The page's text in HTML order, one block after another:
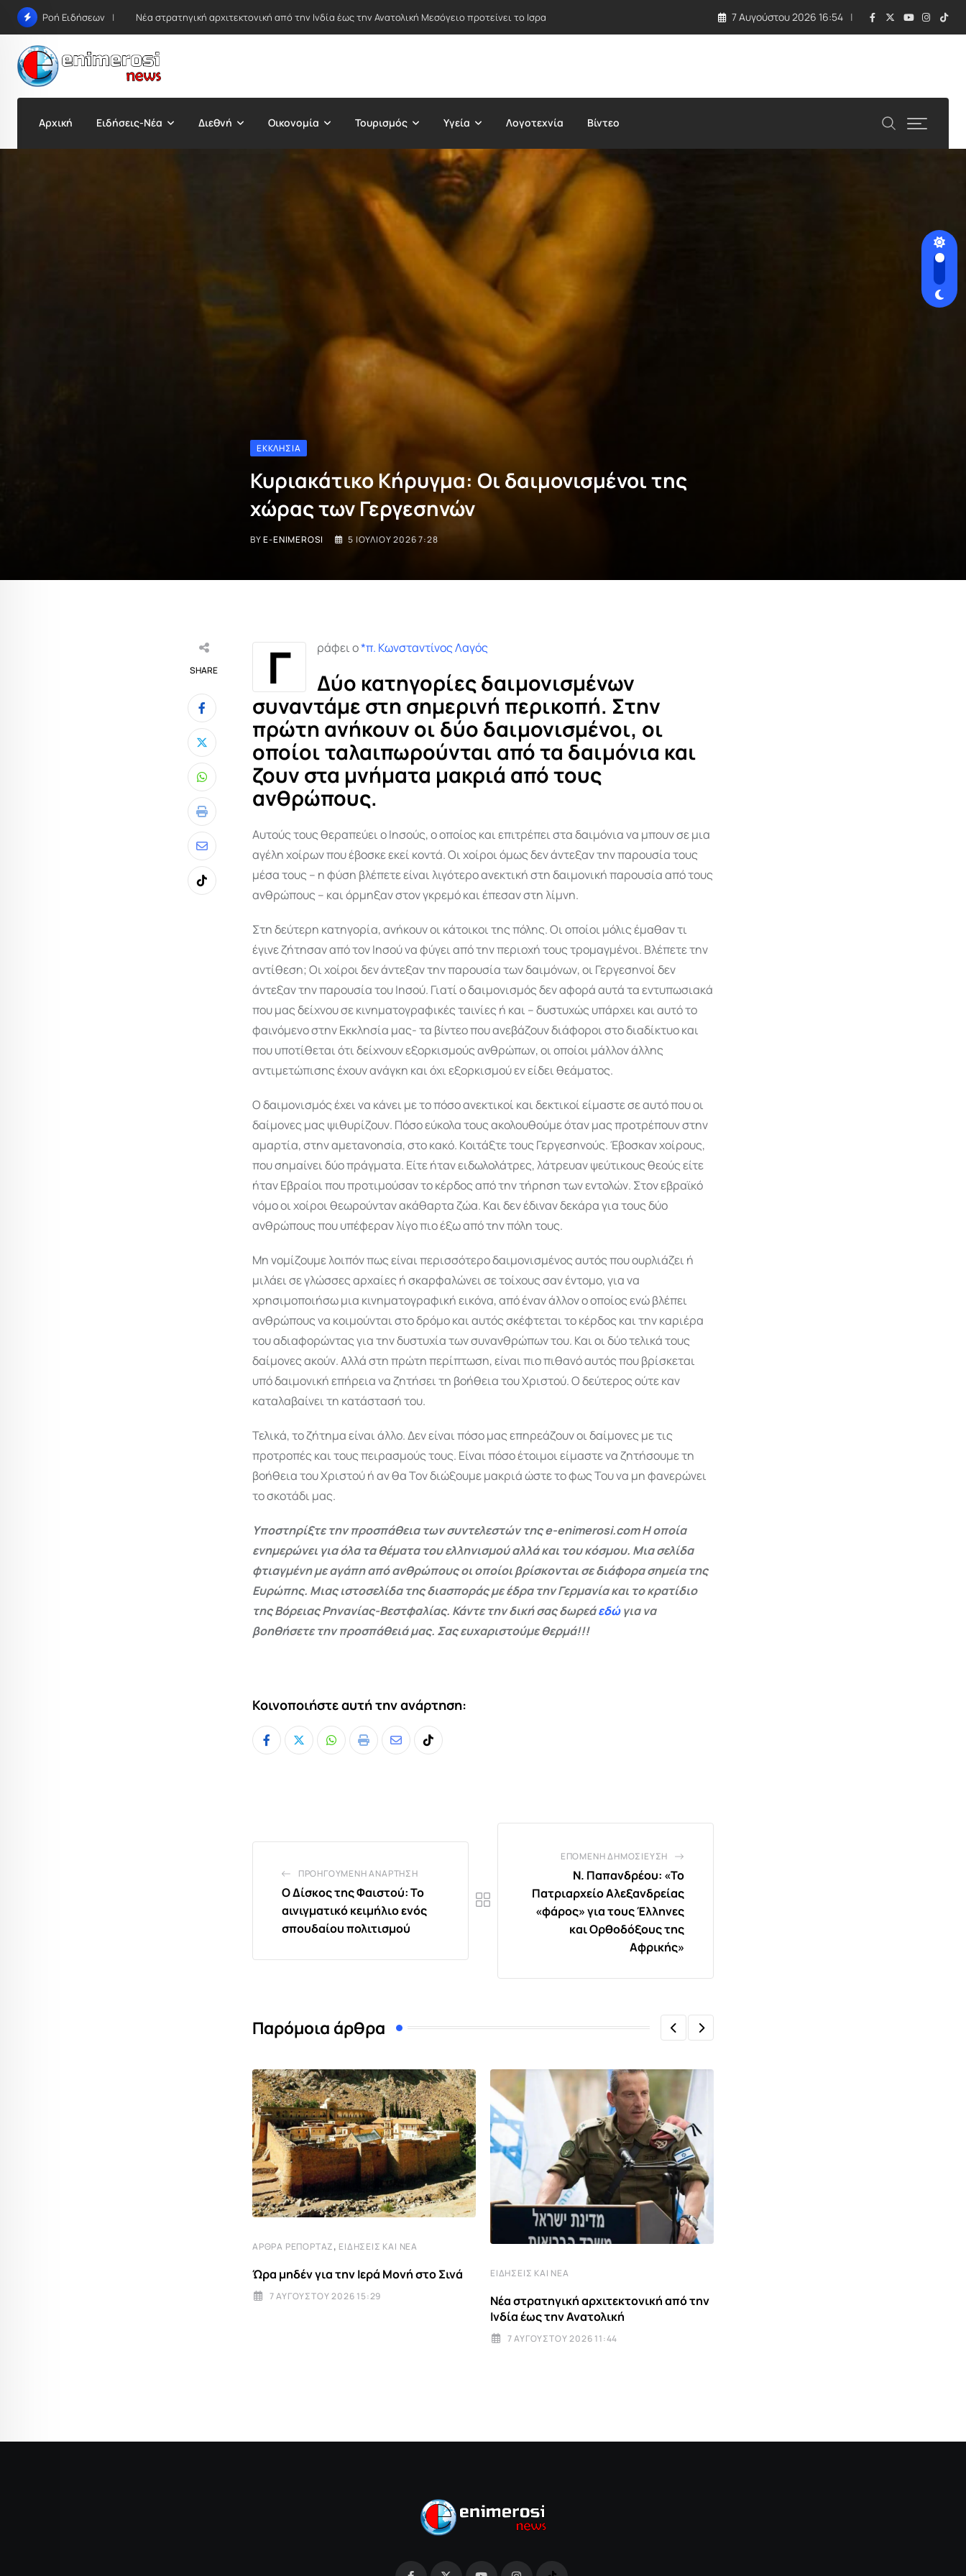
Skip
content
Ροή Ειδήσεων Νέα στρατηγική αρχιτεκτονική από την Ινδία έως την Ανατολική Μεσόγειο προτείνει το Ισραήλ – Στο επίκεντρο Ελλάδα και Κύπρος 7 Αυγούστου 2026 16:54
Αρχική Ειδήσεις-Νέα Διεθνή Οικονομία Τουρισμός Υγεία Λογοτεχνία Βίντεο
ΕΚΚΛΗΣΊΑ
Κυριακάτικο Κήρυγμα: Οι δαιμονισμένοι της
χώρας των Γεργεσηνών
BYE-ENIMEROSI 5 ΙΟΥΛΊΟΥ 2026 7:28
SHARE
Whatsapp
Print
Share
via
Email
Tiktok
Γ ράφει ο*π. Κωνσταντίνος Λαγός
Δύο κατηγορίες δαιμονισμένων
συναντάμε στη σημερινή περικοπή. Στην
πρώτη ανήκουν οι δύο δαιμονισμένοι, οι
οποίοι ταλαιπωρούνται από τα δαιμόνια και
ζουν στα μνήματα μακριά από τους
ανθρώπους.
Αυτούς τους θεραπεύει ο Ιησούς, ο οποίος και επιτρέπει στα δαιμόνια να μπουν σε μια
αγέλη χοίρων που έβοσκε εκεί κοντά. Οι χοίροι όμως δεν άντεξαν την παρουσία τους
μέσα τους – η φύση βλέπετε είναι λιγότερο ανεκτική στη δαιμονική παρουσία από τους
ανθρώπους – και όρμηξαν στον γκρεμό και έπεσαν στη λίμνη.
Στη δεύτερη κατηγορία, ανήκουν οι κάτοικοι της πόλης. Οι οποίοι μόλις έμαθαν τι
έγινε ζήτησαν από τον Ιησού να φύγει από την περιοχή τους τρομαγμένοι. Βλέπετε την
αντίθεση; Οι χοίροι δεν άντεξαν την παρουσία των δαιμόνων, οι Γεργεσηνοί δεν
άντεξαν την παρουσία του Ιησού. Γιατί ο δαιμονισμός δεν αφορά αυτά τα εντυπωσιακά
που μας δείχνου σε κινηματογραφικές ταινίες ή και – δυστυχώς υπάρχει και αυτό το
φαινόμενο στην Εκκλησία μας- τα βίντεο που ανεβάζουν διάφοροι στο διαδίκτυο και
που υποτίθεται ότι δείχνουν εξορκισμούς ανθρώπων, οι οποίοι μάλλον άλλης
αντιμετώπισης έχουν ανάγκη και όχι εξορκισμού εν είδει θεάματος.
Ο δαιμονισμός έχει να κάνει με το πόσο ανεκτικοί και δεκτικοί είμαστε σε αυτό που οι
δαίμονες μας ψιθυρίζουν. Πόσο εύκολα τους ακολουθούμε όταν μας προτρέπουν στην
αμαρτία, στην αμετανοησία, στο κακό. Κοιτάξτε τους Γεργεσηνούς. Έβοσκαν χοίρους,
που σημαίνει δύο πράγματα. Είτε ήταν ειδωλολάτρες, λάτρευαν ψεύτικους θεούς είτε
ήταν Εβραίοι που προτιμούσαν το κέρδος από την τήρηση των εντολών. Στον εβραϊκό
νόμο οι χοίροι θεωρούνταν ακάθαρτα ζώα. Και δεν έδιναν δεκάρα για τους δύο
ανθρώπους που υπέφεραν λίγο πιο έξω από την πόλη τους.
Μη νομίζουμε λοιπόν πως είναι περισσότερο δαιμονισμένος αυτός που ουρλιάζει ή
μιλάει σε γλώσσες αρχαίες ή σκαρφαλώνει σε τοίχους σαν έντομο, για να
χρησιμοποιήσω μια κινηματογραφική εικόνα, από έναν άλλον ο οποίος ενώ βλέπει
ανθρώπους να κοιμούνται στο δρόμο και αυτός σκέφτεται το κέρδος και την καριέρα
του αδιαφορώντας για την δυστυχία των συνανθρώπων του. Και οι δύο τελικά τους
δαίμονες ακούν. Αλλά στη πρώτη περίπτωση, είναι πιο πιθανό αυτός που βρίσκεται
υπό δαιμονική επήρεια να ζητήσει τη βοήθεια του Χριστού. Ο δεύτερος ούτε καν
καταλαβαίνει τη κατάστασή του.
Τελικά, το ζήτημα είναι άλλο. Δεν είναι πόσο μας επηρεάζουν οι δαίμονες με τις
προτροπές και τους πειρασμούς τους. Είναι πόσο έτοιμοι είμαστε να ζητήσουμε τη
βοήθεια του Χριστού ή αν θα Τον διώξουμε μακριά ώστε το φως Του να μη φανερώνει
το σκοτάδι μας.
Υποστηρίξτε την προσπάθεια των συντελεστών της e-enimerosi.com Η οποία
ενημερώνει για όλα τα θέματα του ελληνισμού αλλά και του κόσμου. Μια σελίδα
φτιαγμένη με αγάπη από ανθρώπους οι οποίοι βρίσκονται σε διάφορα σημεία της
Ευρώπης. Μιας ιστοσελίδα της διασποράς με έδρα την Γερμανία και το κρατίδιο
της Βόρειας Ρηνανίας-Βεστφαλίας. Κάντε την δική σας δωρεάεδώγια να
βοηθήσετε την προσπάθειά μας. Σας ευχαριστούμε θερμά!!!
Κοινοποιήστε αυτή την ανάρτηση:
Whatsapp
Print
ShareTiktok
ΠΡΟΗΓΟΎΜΕΝΗ ΑΝΆΡΤΗΣΗ
Ο Δίσκος της Φαιστού: Το
αινιγματικό κειμήλιο ενός
σπουδαίου πολιτισμού
ΕΠΌΜΕΝΗ ΔΗΜΟΣΊΕΥΣΗ
Ν. Παπανδρέου: «Το
Πατριαρχείο Αλεξανδρείας
«φάρος» για τους Έλληνες
και Ορθοδόξους της
Αφρικής»
Παρόμοια άρθρα
ΆΡΘΡΑ ΡΕΠΟΡΤΆΖ, ΕΙΔΉΣΕΙΣ ΚΑΙ ΝΈΑ
Ώρα μηδέν για την Ιερά Μονή στο Σινά
7 ΑΥΓΟΎΣΤΟΥ 2026 15:29
ΕΙΔΉΣΕΙΣ ΚΑΙ ΝΈΑ
Νέα στρατηγική αρχιτεκτονική από την
Ινδία έως την Ανατολική
7 ΑΥΓΟΎΣΤΟΥ 2026 11:44